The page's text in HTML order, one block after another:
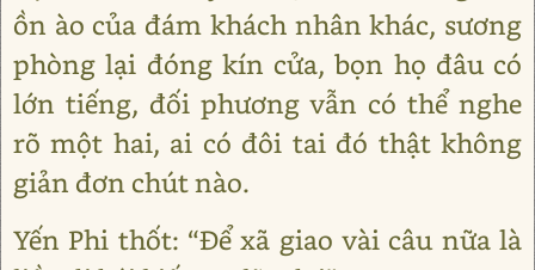
ồn ào của đám khách nhân khác, sương
phòng lại đóng kín cửa, bọn họ đâu có
lớn tiếng, đối phương vẫn có thể nghe
rõ một hai, ai có đôi tai đó thật không
giản đơn chút nào.
Yến Phi thốt: “Để xã giao vài câu nữa là